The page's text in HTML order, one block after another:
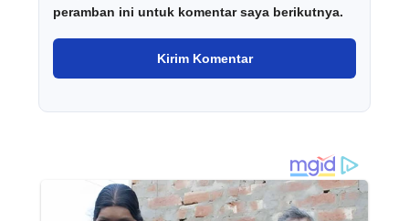
peramban ini untuk komentar saya berikutnya.